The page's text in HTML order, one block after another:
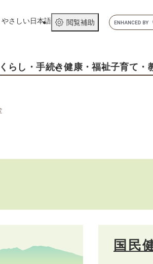
やさしい日本語 閲覧補助
キ
ー
ド
くらし ・手続き健康 ・福祉子育て ・
国民